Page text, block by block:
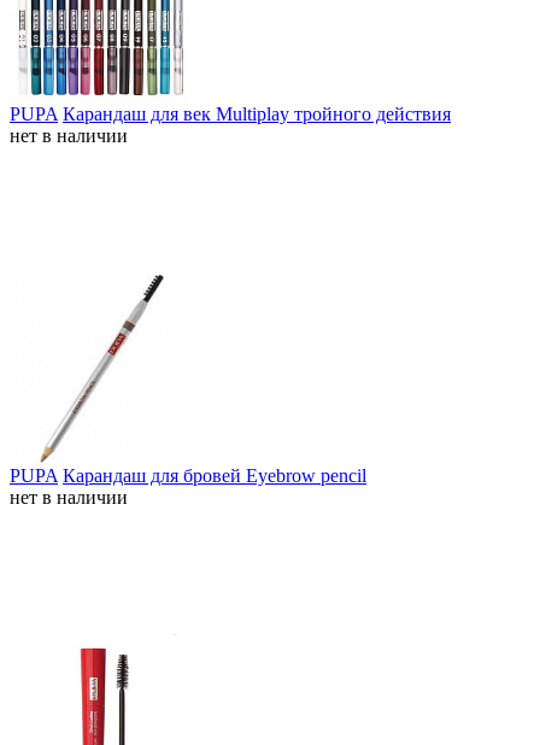
PUPA Карандаш для век Multiplay тройного действия
нет в наличии
PUPA Карандаш для бровей Eyebrow pencil
нет в наличии